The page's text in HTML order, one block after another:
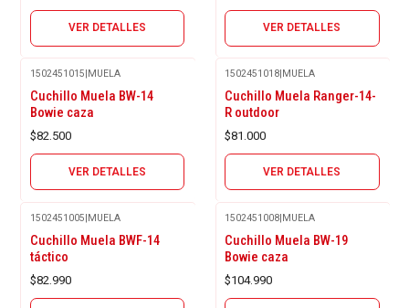
VER DETALLES VER DETALLES
1502451015 MUELA
Cuchillo Muela BW-14
Bowie caza
$82.500
VER DETALLES
1502451018 MUELA
Cuchillo Muela Ranger-14-
R outdoor
$81.000
VER DETALLES
1502451005|MUELA
Cuchillo Muela BWF-14
táctico
$82.990
1502451008|MUELA
Cuchillo Muela BW-19
Bowie caza
$104.990